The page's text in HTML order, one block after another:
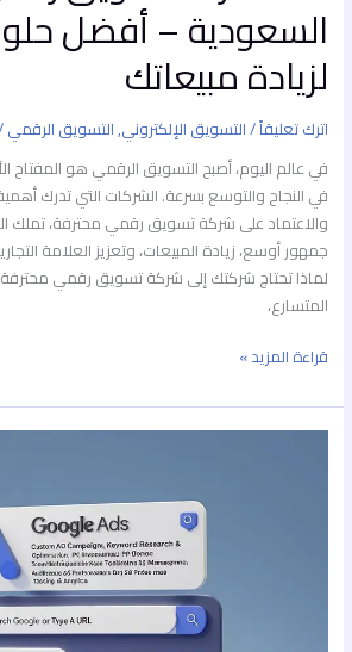
السعودية – أفضل
لزيادة مبيعاتك
اترك تعليقاً/التسويق الإلكتروني,التسويق الرقمي
في عالم اليوم، أصبح التسويق الرقمي هو
في النجاح والتوسع بسرعة. الشركات التي تدرك
والاعتماد على شركة تسويق رقمي محترفة، تملك
جمهور أوسع، زيادة المبيعات، وتعزيز العلامة
لماذا تحتاج شركتك إلى شركة تسويق رقمي
المتسارع،
قراءة المزيد »